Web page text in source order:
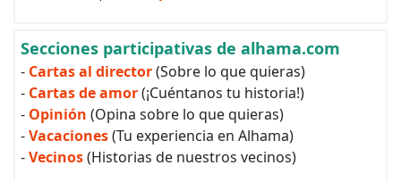
Secciones participativas de alhama.com
- Cartas al director(Sobre lo que quieras)
- Cartas de amor(¡Cuéntanos tu historia!)
- Opinión (Opina sobre lo que quieras)
-Vacaciones(Tu experiencia en Alhama)
-Vecinos(Historias de nuestros vecinos)